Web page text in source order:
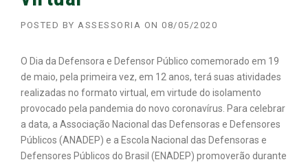
POSTED BY ASSESSORIA ON 08/05/2020
O Dia da Defensora e Defensor Público comemorado em 19
de maio, pela primeira vez, em 12 anos, terá suas atividades
realizadas no formato virtual, em virtude do isolamento
provocado pela pandemia do novo coronavírus. Para celebrar
a data, a Associação Nacional das Defensoras e Defensores
Públicos (ANADEP) e a Escola Nacional das Defensoras e
Defensores Públicos do Brasil (ENADEP) promoverão durante